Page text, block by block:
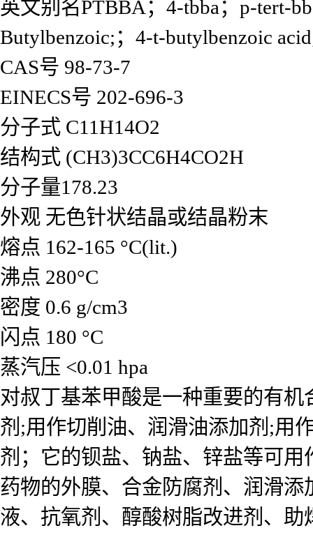
英文别名PTBBA；4-tbba；p-tert-
Butylbenzoic;；4-t-butylbenzoic
CAS号 98-73-7
EINECS号 202-696-3
分子式 C11H14O2
结构式 (CH3)3CC6H4CO2H
分子量178.23
外观 无色针状结晶或结晶粉末
熔点 162-165 °C(lit.)
沸点 280°C
密度 0.6 g/cm3
闪点 180 °C
蒸汽压 <0.01 hpa
对叔丁基苯甲酸是一种重要的有
剂;用作切削油、润滑油添加剂;用
剂；它的钡盐、钠盐、锌盐等可
药物的外膜、合金防腐剂、润滑
液、抗氧剂、醇酸树脂改进剂、